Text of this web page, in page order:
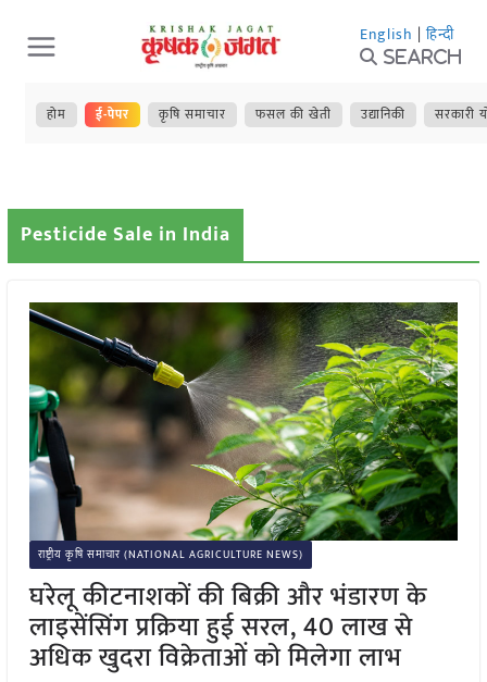
Skip
to
content
English | हिन्दी
Search
होम ई-पेपर कृषि समाचार फसल की खेती उद्यानिकी सरकारी
Pesticide Sale in India
राष्ट्रीय कृषि समाचार (NATIONAL AGRICULTURE NEWS)
घरेलू कीटनाशकों की बिक्री और भंडारण के
लाइसेंसिंग प्रक्रिया हुई सरल, 40 लाख से
अधिक खुदरा विक्रेताओं को मिलेगा लाभ